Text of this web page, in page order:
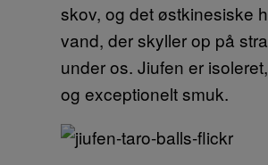
skov, og det østkinesiske
vand, der skyller op på
under os. Jiufen er
og exceptionelt smuk.